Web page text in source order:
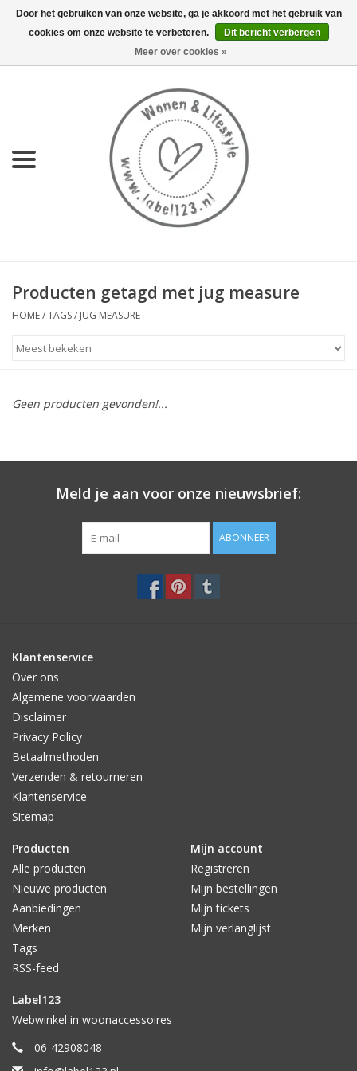
0 Artikelen - €0,00
KEUKEN
LIFESTYLE
MEUBELS
Producten getagd met jug measure
HOME/TAGS/ JUG MEASURE
Geen producten gevonden!...
Meld je aan voor onze nieuwsbrief:
ABONNEER
Klantenservice
Over ons
Algemene voorwaarden
Disclaimer
Privacy Policy
Betaalmethoden
Verzenden & retourneren
Klantenservice
Sitemap
Producten
Alle producten
Nieuwe producten
Aanbiedingen
Merken
Tags
RSS-feed
Mijn account
Registreren
Mijn bestellingen
Mijn tickets
Mijn verlanglijst
Label123
Webwinkel in woonaccessoires
06-42908048
Door het gebruiken van onze website, ga je akkoord met het gebruik van
cookies om onze website te verbeteren.
Dit bericht verbergen
Meer over cookies »